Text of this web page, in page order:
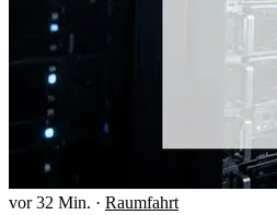
vor 32 Min. · Raumfahrt